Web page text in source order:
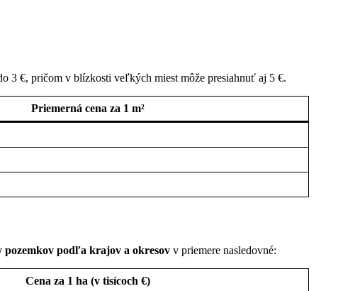
3 €, pričom v blízkosti veľkých miest môže presiahnuť aj 5 €.
Priemerná cena za 1 m²
pozemkov podľa krajov a okresov v priemere nasledovné:
Cena za 1 ha (v tisícoch €)